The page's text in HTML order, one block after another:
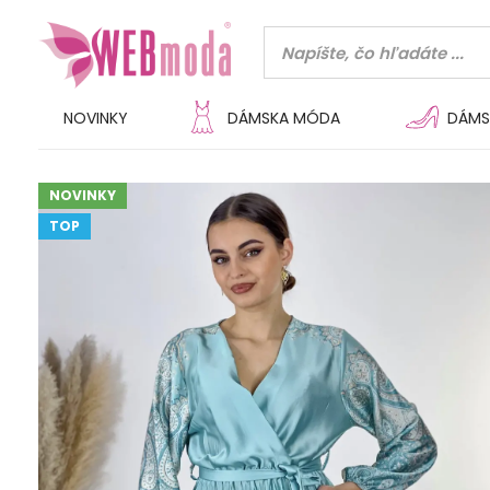
NOVINKY DÁMSKA MÓDA
NOVINKY
TOP